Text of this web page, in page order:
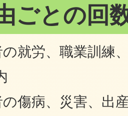
ごとの回
就労、職業訓練
傷病、災害、出